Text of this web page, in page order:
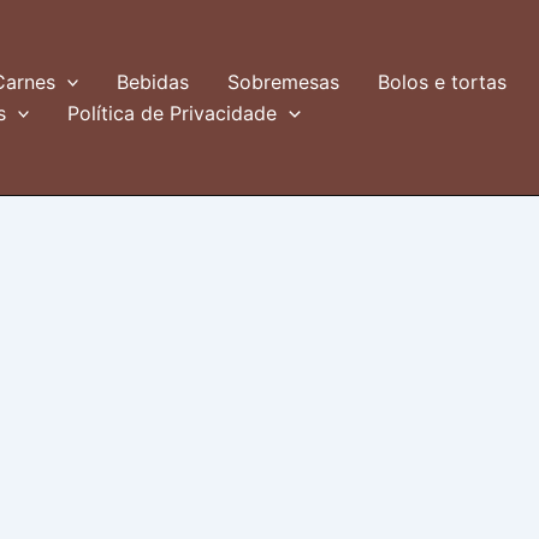
Bebidas Sobremesas
Bolos e tortas
Política de Privacidade